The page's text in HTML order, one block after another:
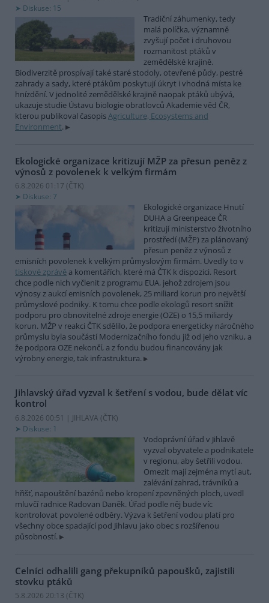
Diskuse: 15
Tradiční záhumenky, tedy
malá políčka, významně
zvyšují počet i druhovou
rozmanitost ptáků v
zemědělské krajině.
Biodiverzitě prospívají také staré stodoly, otevřené půdy, pestré
zahrady a sady, které ptákům poskytují úkryt i vhodná místa ke
hnízdění. V jednolité zemědělské krajině naopak ptáků ubývá,
ukazuje studie Ústavu biologie obratlovců Akademie věd ČR,
kterou publikoval časopisAgriculture, Ecosystems and
Environment.
Ekologické organizace kritizují MŽP za přesun peněz z
výnosů z povolenek k velkým firmám
6.8.2026 01:17 (ČTK)
Diskuse: 7
Ekologické organizace Hnutí
DUHA a Greenpeace ČR
kritizují ministerstvo životního
prostředí (MŽP) za plánovaný
přesun peněz z výnosů z
emisních povolenek k velkým průmyslovým firmám. Uvedly to v
tiskové zprávě a komentářích, které má ČTK k dispozici. Resort
chce podle nich vyčlenit z programu EUA, jehož zdrojem jsou
výnosy z aukcí emisních povolenek, 25 miliard korun pro největší
průmyslové podniky. K tomu chce podle ekologů resort snížit
podporu pro obnovitelné zdroje energie (OZE) o 15,5 miliardy
korun. MŽP v reakci ČTK sdělilo, že podpora energeticky náročného
průmyslu byla součástí Modernizačního fondu již od jeho vzniku, a
že podpora OZE nekončí, a z fondu budou financovány jak
výrobny energie, tak infrastruktura.
Jihlavský úřad vyzval k šetření s vodou, bude dělat víc
kontrol
6.8.2026 00:51 | JIHLAVA (ČTK)
Diskuse: 1
Vodoprávní úřad v Jihlavě
vyzval obyvatele a podnikatele
v regionu, aby šetřili vodou.
Omezit mají zejména mytí aut,
zalévání zahrad, trávníků a
hřišť, napouštění bazénů nebo kropení zpevněných ploch, uvedl
mluvčí radnice Radovan Daněk. Úřad podle něj bude víc
kontrolovat povolené odběry. Výzva k šetření vodou platí pro
všechny obce spadající pod Jihlavu jako obec s rozšířenou
působností.
Celníci odhalili gang překupníků papoušků, zajistili
stovku ptáků
5.8.2026 20:13 (ČTK)